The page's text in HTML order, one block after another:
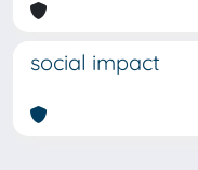
social impact